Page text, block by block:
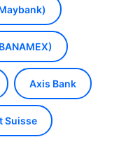
Axis Bank
Suisse